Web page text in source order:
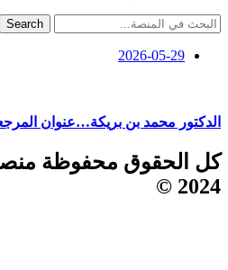
Search
2026-05-29
الدكتور محمد بن بريكة…عنوان
كل الحقوق محفوظة منصة
2024 ©